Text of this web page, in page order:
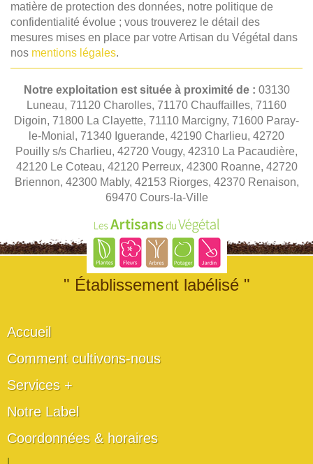
matière de protection des données, notre politique de
confidentialité évolue ; vous trouverez le détail des
mesures mises en place par votre Artisan du Végétal dans
nos mentions légales.
Notre exploitation est située à proximité de : 03130
Luneau, 71120 Charolles, 71170 Chauffailles, 71160
Digoin, 71800 La Clayette, 71110 Marcigny, 71600 Paray-
le-Monial, 71340 Iguerande, 42190 Charlieu, 42720
Pouilly s/s Charlieu, 42720 Vougy, 42310 La Pacaudière,
42120 Le Coteau, 42120 Perreux, 42300 Roanne, 42720
Briennon, 42300 Mably, 42153 Riorges, 42370 Renaison,
69470 Cours-la-Ville
" Établissement labélisé "
Accueil
Comment cultivons-nous
Services +
Notre Label
Coordonnées & horaires